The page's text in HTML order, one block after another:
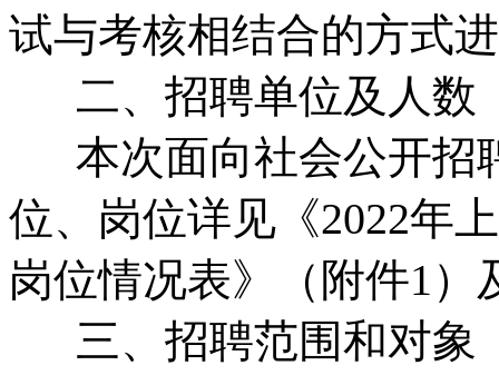
试与考核相结合的方式
二、招聘单位及人数
本次面向社会公开招
位、岗位详见《2022年
岗位情况表》（附件1
三、招聘范围和对象